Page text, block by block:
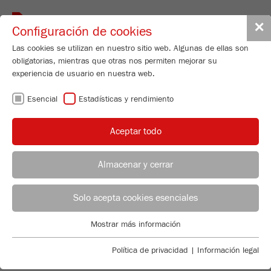
✕
Configuración de cookies
Las cookies se utilizan en nuestro sitio web. Algunas de ellas son
obligatorias, mientras que otras nos permiten mejorar su
experiencia de usuario en nuestra web.
Esencial Estadísticas y rendimiento
Aceptar todo
Almacenar y cerrar
Solo acepta cookies esenciales
Se requieren cookies esenciales para las funciones básicas de
Mostrar más información
Política de privacidad | Información legal
ASESOR DE APLICACIONES DISTRIBUCIÓN FRITSCH
Toggle
PULVERISETTE 13
premium line
Nº de pedido
DETALLES DEL PRODUCTO
TECHNICAL DATA